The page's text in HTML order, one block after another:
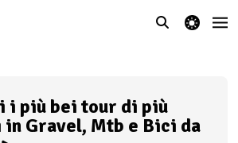
theme switcher
i più bei tour di più
Gravel, Mtb e Bici da